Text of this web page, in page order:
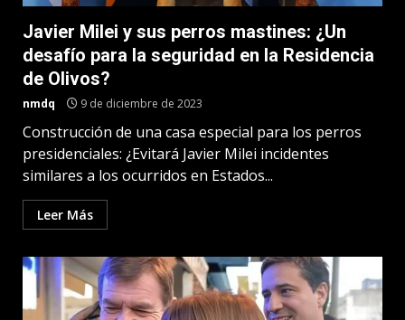
Javier Milei y sus perros mastines: ¿Un
desafío para la seguridad en la Residencia
de Olivos?
nmdq 9 de diciembre de 2023
Construcción de una casa especial para los perros
presidenciales: ¿Evitará Javier Milei incidentes
similares a los ocurridos en Estados...
Leer Más